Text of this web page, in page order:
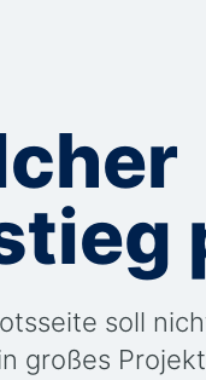
soll
großes